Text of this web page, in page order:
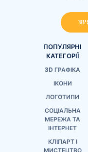
ПОПУЛЯРНІ
КАТЕГОРІЇ
3D ГРАФІКА
ІКОНИ
ЛОГОТИПИ
СОЦІАЛЬНА
МЕРЕЖА ТА
ІНТЕРНЕТ
КЛІПАРТ І
МИСТЕЦТВО